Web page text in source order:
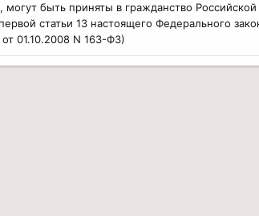
быть приняты в гражданство
статьи 13 настоящего Федерального
01.10.2008 N 163-ФЗ)